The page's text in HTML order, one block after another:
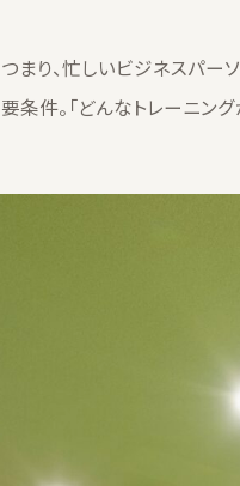
つまり、忙しいビジネスパーソ
要条件。「どんなトレーニン